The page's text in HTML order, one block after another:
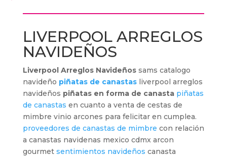
LIVERPOOL ARREGLOS
NAVIDEÑOS
Liverpool Arreglos Navideñossams catalogo
navideño piñatas de canastasliverpool arreglos
navideños piñatas en forma de canasta piñatas
de canastas en cuanto a venta de cestas de
mimbre vinio arcones para felicitar en cumplea.
proveedores de canastas de mimbre con relación
a canastas navidenas mexico cdmx arcon
gourmet sentimientos navideños canasta